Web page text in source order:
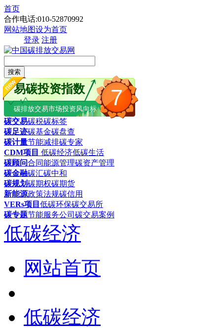
首页
合作电话:010-52870992
网站地图设为首页
登录 注册
搜索
7
易碳投资指数
碳排放交易市场投资风向标
碳交易碳税碳标签
碳足迹碳基金碳盘查
碳计量节能减排碳专家
CDM项目 低碳经济低碳生活
碳顾问合同能源管理碳资产管理
碳金融碳汇碳中和
碳规划碳期权碳期货
新能源政策法规碳信用
VERs项目 低碳环保碳交易所
碳专题节能服务公司 碳交易案例
低碳经济
网站首页
低碳经济